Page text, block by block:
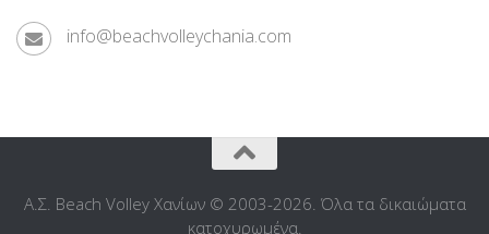
info@beachvolleychania.com
Α.Σ. Beach Volley Χανίων © 2003-2026. Όλα τα δικαιώματα
κατοχυρωμένα.